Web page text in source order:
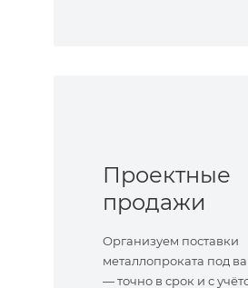
Проектные
продажи
Организуем поставки
металлопроката под
— точно в срок и с